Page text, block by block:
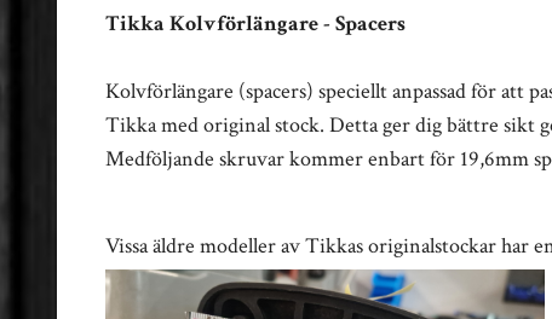
Tikka Kolvförlängare - Spacers
Kolvförlängare (spacers) speciellt anpassad för att
Tikka med original stock. Detta ger dig bättre sikt
Medföljande skruvar kommer enbart för 19,6mm
Vissa äldre modeller av Tikkas originalstockar har